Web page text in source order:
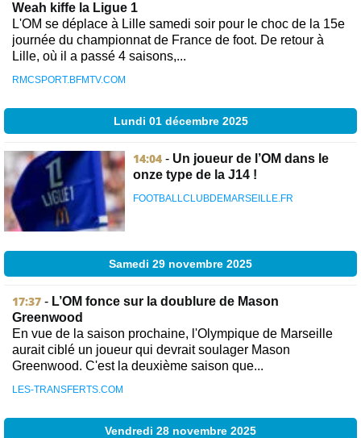
Weah kiffe la Ligue 1
L'OM se déplace à Lille samedi soir pour le choc de la 15e
journée du championnat de France de foot. De retour à
Lille, où il a passé 4 saisons,...
RMCSPORT.BFMTV.COM
Lundi 01 décembre 2025
14:04 - Un joueur de l’OM dans le
onze type de la J14 !
FOOTBALLCLUBDEMARSEILLE.FR
Samedi 29 novembre 2025
17:37 - L’OM fonce sur la doublure de Mason
Greenwood
En vue de la saison prochaine, l'Olympique de Marseille
aurait ciblé un joueur qui devrait soulager Mason
Greenwood. C'est la deuxième saison que...
LES-TRANSFERTS.COM
Vendredi 28 novembre 2025